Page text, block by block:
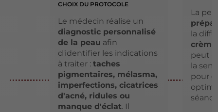
CHOIX DU PROTOCOLE
Le médecin réalise un
diagnostic personnalisé
de la peau afin
d'identifier les indications
à traiter : taches
pigmentaires, mélasma,
imperfections, cicatrices
d'acné, ridules ou
manque d'éclat. Il
La
la
peut
la
pour